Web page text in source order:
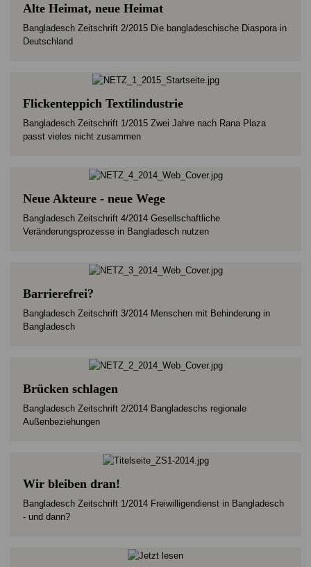
Alte Heimat, neue Heimat
Bangladesch Zeitschrift 2/2015 Die bangladeschische Diaspora in
Deutschland
Flickenteppich Textilindustrie
Bangladesch Zeitschrift 1/2015 Zwei Jahre nach Rana Plaza
passt vieles nicht zusammen
Neue Akteure - neue Wege
Bangladesch Zeitschrift 4/2014 Gesellschaftliche
Veränderungsprozesse in Bangladesch nutzen
Barrierefrei?
Bangladesch Zeitschrift 3/2014 Menschen mit Behinderung in
Bangladesch
Brücken schlagen
Bangladesch Zeitschrift 2/2014 Bangladeschs regionale
Außenbeziehungen
Wir bleiben dran!
Bangladesch Zeitschrift 1/2014 Freiwilligendienst in Bangladesch
- und dann?